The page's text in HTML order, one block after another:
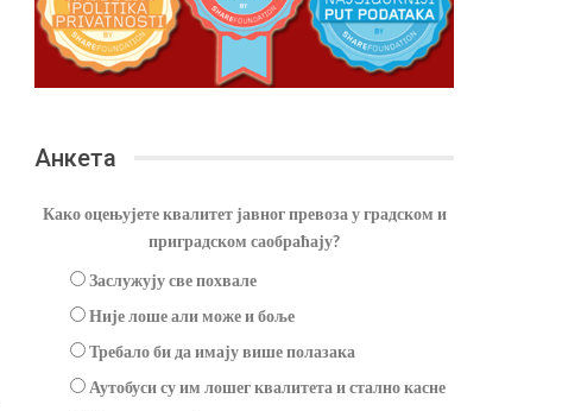
Анкета
Како оцењујете квалитет јавног превоза у градском и
приградском саобраћају?
Заслужују све похвале
Није лоше али може и боље
Требало би да имају више полазака
Аутобуси су им лошег квалитета и стално касне